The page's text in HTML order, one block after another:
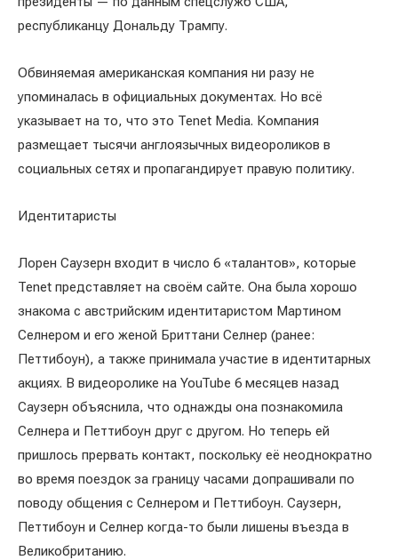
республиканцу Дональду Трампу.
Обвиняемая американская компания ни разу не
упоминалась в официальных документах. Но всё
указывает на то, что это Tenet Media. Компания
размещает тысячи англоязычных видеороликов в
социальных сетях и пропагандирует правую политику.
Идентитаристы
Лорен Саузерн входит в число 6 «талантов», которые
Tenet представляет на своём сайте. Она была хорошо
знакома с австрийским идентитаристом Мартином
Селнером и его женой Бриттани Селнер (ранее:
Петтибоун), а также принимала участие в идентитарных
акциях. В видеоролике на YouTube 6 месяцев назад
Саузерн объяснила, что однажды она познакомила
Селнера и Петтибоун друг с другом. Но теперь ей
пришлось прервать контакт, поскольку её неоднократно
во время поездок за границу часами допрашивали по
поводу общения с Селнером и Петтибоун. Саузерн,
Петтибоун и Селнер когда-то были лишены въезда в
Великобританию.